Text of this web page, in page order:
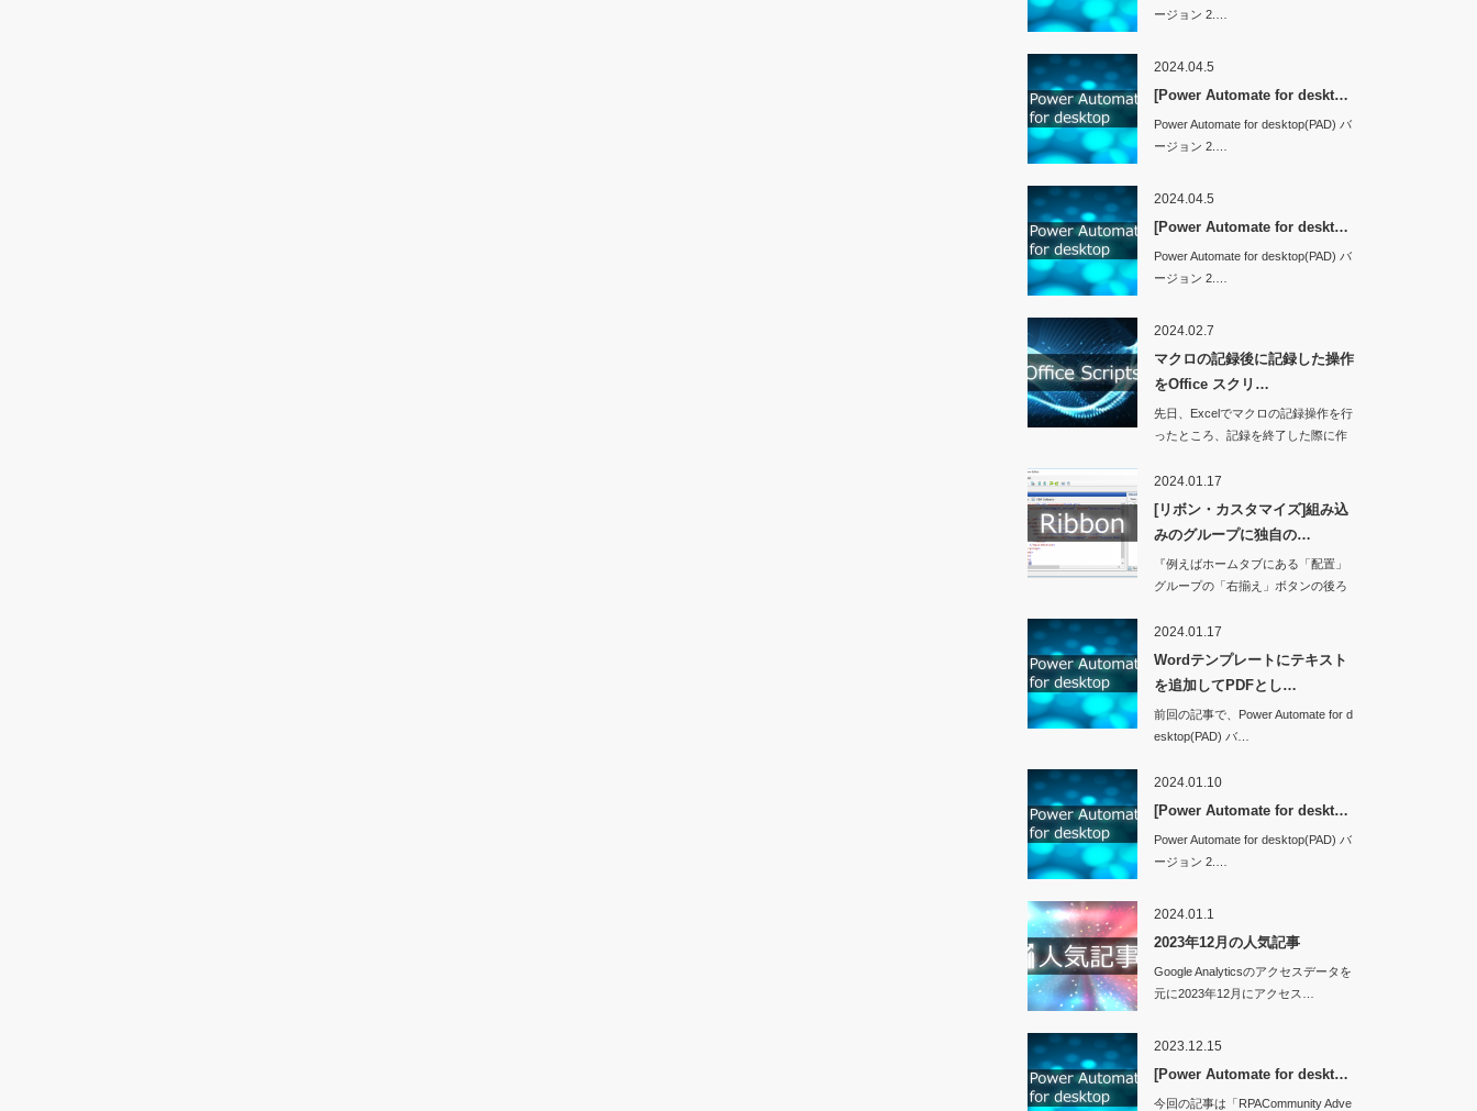
ージョン 2.…
2024.04.5
[Power Automate for deskt…
Power Automate for desktop(PAD) バ
ージョン 2.…
2024.04.5
[Power Automate for deskt…
Power Automate for desktop(PAD) バ
ージョン 2.…
2024.02.7
マクロの記録後に記録した操作
をOffice スクリ…
先日、Excelでマクロの記録操作を行
ったところ、記録を終了した際に作
2024.01.17
[リボン・カスタマイズ]組み込
みのグループに独自の…
『例えばホームタブにある「配置」
グループの「右揃え」ボタンの後ろ
2024.01.17
Wordテンプレートにテキスト
を追加してPDFとし…
前回の記事で、Power Automate for d
esktop(PAD) バ…
2024.01.10
[Power Automate for deskt…
Power Automate for desktop(PAD) バ
ージョン 2.…
2024.01.1
2023年12月の人気記事
Google Analyticsのアクセスデータを
元に2023年12月にアクセス…
2023.12.15
[Power Automate for deskt…
今回の記事は「RPACommunity Adve